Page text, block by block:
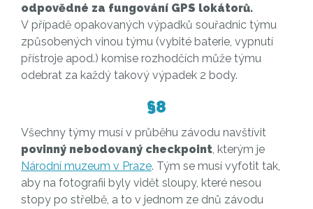
odpovědné za fungování GPS lokátorů.
V případě opakovaných výpadků souřadnic týmu
způsobených vinou týmu (vybité baterie, vypnutí
přístroje apod.) komise rozhodčích může týmu
odebrat za každý takový výpadek 2 body.
§8
Všechny týmy musí v průběhu závodu navštívit
povinný nebodovaný checkpoint, kterým je
Národní muzeum v Praze. Tým se musí vyfotit tak,
aby na fotografii byly vidět sloupy, které nesou
stopy po střelbě, a to v jednom ze dnů závodu